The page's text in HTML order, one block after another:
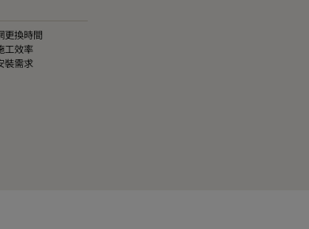
更換時間
工效率
裝需求